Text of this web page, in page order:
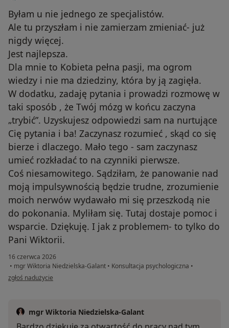
Byłam u nie jednego ze specjalistów.
Ale tu przyszłam i nie zamierzam zmieniać- już
nigdy więcej.
Jest najlepsza.
Dla mnie to Kobieta pełna pasji, ma ogrom
wiedzy i nie ma dziedziny, która by ją zagięła.
W dodatku, zadaję pytania i prowadzi rozmowę w
taki sposób , że Twój mózg w końcu zaczyna
„trybić”. Uzyskujesz odpowiedzi sam na nurtujące
Cię pytania i ba! Zaczynasz rozumieć , skąd co się
bierze i dlaczego. Mało tego - sam zaczynasz
umieć rozkładać to na czynniki pierwsze.
Coś niesamowitego. Sądziłam, że panowanie nad
moją impulsywnością będzie trudne, zrozumienie
moich nerwów wydawało mi się przeszkodą nie
do pokonania. Myliłam się. Tutaj dostaje pomoc i
wsparcie. Dziękuję. I jak z problemem- to tylko do
Pani Wiktorii.
16 czerwca 2026
• mgr Wiktoria Niedzielska-Galant • Konsultacja psychologiczna •
w opinii użytkownika P.P
zgłoś nadużycie
mgr Wiktoria Niedzielska-Galant